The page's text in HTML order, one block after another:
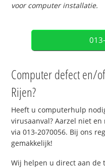
voor computer installatie.
Computer defect en/
Rijen?
Heeft u computerhulp
virusaanval? Aarzel niet
via 013-2070056. Bij ons
gemakkelijk!
Wij helpen u direct aan de